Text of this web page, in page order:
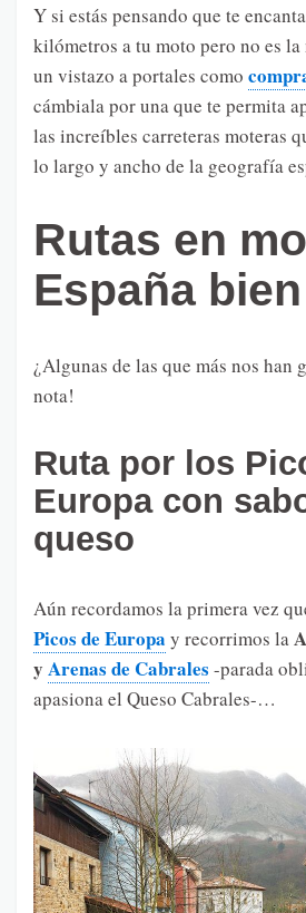
Y si estás pensando que te
kilómetros a tu moto pero no es la
un vistazo a portales como
cámbiala por una que te permita
las increíbles carreteras moteras
lo largo y ancho de la geografía
Rutas en
España
¿Algunas de las que más nos han
nota!
Ruta por los
Europa con
queso
Aún recordamos la primera vez
Picos de Europa y recorrimos la
y Arenas de Cabrales -parada
apasiona el Queso Cabrales-…